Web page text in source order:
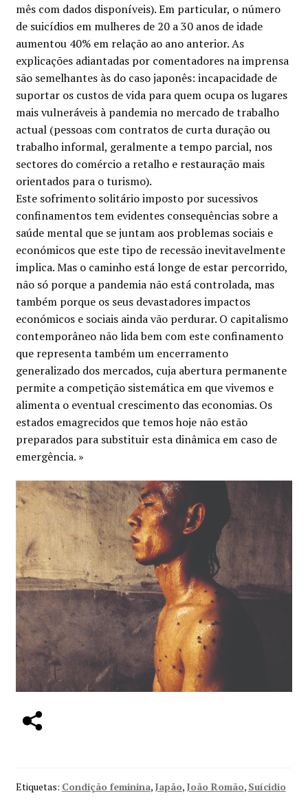
mês com dados disponíveis). Em particular, o número
de suicídios em mulheres de 20 a 30 anos de idade
aumentou 40% em relação ao ano anterior. As
explicações adiantadas por comentadores na imprensa
são semelhantes às do caso japonês: incapacidade de
suportar os custos de vida para quem ocupa os lugares
mais vulneráveis à pandemia no mercado de trabalho
actual (pessoas com contratos de curta duração ou
trabalho informal, geralmente a tempo parcial, nos
sectores do comércio a retalho e restauração mais
orientados para o turismo).
Este sofrimento solitário imposto por sucessivos
confinamentos tem evidentes consequências sobre a
saúde mental que se juntam aos problemas sociais e
económicos que este tipo de recessão inevitavelmente
implica. Mas o caminho está longe de estar percorrido,
não só porque a pandemia não está controlada, mas
também porque os seus devastadores impactos
económicos e sociais ainda vão perdurar. O capitalismo
contemporâneo não lida bem com este confinamento
que representa também um encerramento
generalizado dos mercados, cuja abertura permanente
permite a competição sistemática em que vivemos e
alimenta o eventual crescimento das economias. Os
estados emagrecidos que temos hoje não estão
preparados para substituir esta dinâmica em caso de
emergência. »
Etiquetas: Condição feminina, Japão, João Romão, Suícidio